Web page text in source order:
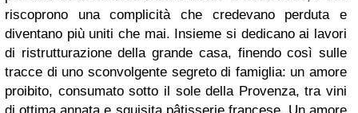
riscoprono una complicità che credevano perduta e
diventano più uniti che mai. Insieme si dedicano ai lavori
di ristrutturazione della grande casa, finendo così sulle
tracce di uno sconvolgente segreto di famiglia: un amore
proibito, consumato sotto il sole della Provenza, tra vini